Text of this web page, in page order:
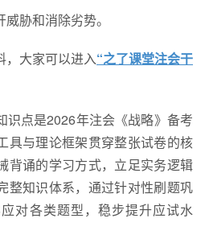
胁和消除劣势。
大家可以进入“之了课堂注会干
识点是2026年注会《战略》备考
具与理论框架贯穿整张试卷的核
背诵的学习方式，立足实务逻辑
整知识体系，通过针对性刷题巩
对各类题型，稳步提升应试水